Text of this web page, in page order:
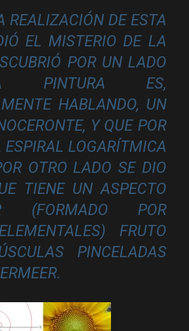
REALIZACIÓN DE ESTA
EL MISTERIO DE LA
POR UN LADO
PINTURA ES,
HABLANDO, UN
Y QUE POR
ESPIRAL LOGARÍTMICA
OTRO LADO SE DIO
TIENE UN ASPECTO
(FORMADO POR
FRUTO
PINCELADAS